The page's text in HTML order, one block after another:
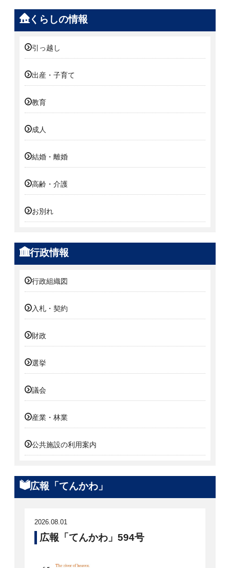
くらしの情報
引っ越し
出産・子育て
教育
成人
結婚・離婚
高齢・介護
お別れ
行政情報
行政組織図
入札・契約
財政
選挙
議会
産業・林業
公共施設の利用案内
広報「てんかわ」
2026.08.01
広報「てんかわ」594号